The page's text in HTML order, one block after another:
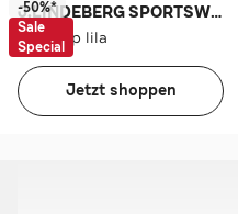
J.LINDEBERG SPORTSWEAR
Basecap lila
-50%*
Sale
Special
Jetzt shoppen